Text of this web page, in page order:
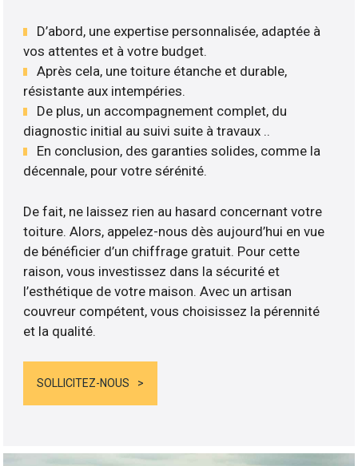
D’abord, une expertise personnalisée, adaptée à
vos attentes et à votre budget.
Après cela, une toiture étanche et durable,
résistante aux intempéries.
De plus, un accompagnement complet, du
diagnostic initial au suivi suite à travaux ..
En conclusion, des garanties solides, comme la
décennale, pour votre sérénité.
De fait, ne laissez rien au hasard concernant votre
toiture. Alors, appelez-nous dès aujourd’hui en vue
de bénéficier d’un chiffrage gratuit. Pour cette
raison, vous investissez dans la sécurité et
l’esthétique de votre maison. Avec un artisan
couvreur compétent, vous choisissez la pérennité
et la qualité.
SOLLICITEZ-NOUS